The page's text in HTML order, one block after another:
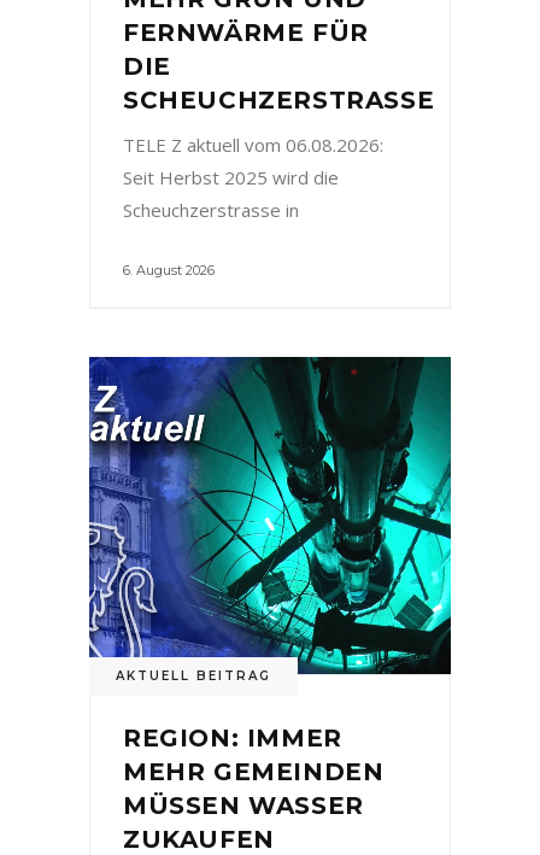
FERNWÄRME FÜR
DIE
SCHEUCHZERSTRASSE
TELE Z aktuell vom 06.08.2026:
Seit Herbst 2025 wird die
Scheuchzerstrasse in
6. August 2026
AKTUELL BEITRAG
REGION: IMMER
MEHR GEMEINDEN
MÜSSEN WASSER
ZUKAUFEN